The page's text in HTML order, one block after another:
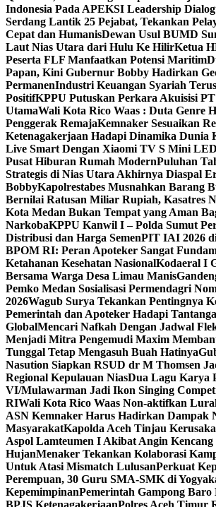
Indonesia Pada APEKSI Leadership
Serdang Lantik 25 Pejabat, Tekankan
Cepat dan HumanisDewan Usul BUMD
Laut Nias Utara dari Hulu Ke HilirKetua
Peserta FLF Manfaatkan Potensi Maritim
Papan, Kini Gubernur Bobby Hadirkan
PermanenIndustri Keuangan Syariah
PositifKPPU Putuskan Perkara Akuisisi
UtamaWali Kota Rico Waas : Duta Genre
Penggerak RemajaKemnaker Sesuaikan
Ketenagakerjaan Hadapi Dinamika Dunia
Live Smart Dengan Xiaomi TV S Mini LED
Pusat Hiburan Rumah ModernPuluhan
Strategis di Nias Utara Akhirnya Diaspal
BobbyKapolrestabes Musnahkan Barang
Bernilai Ratusan Miliar Rupiah, Kasatres
Kota Medan Bukan Tempat yang Aman
NarkobaKPPU Kanwil I – Polda Sumut
Distribusi dan Harga SemenPIT IAI 2026
BPOM RI: Peran Apoteker Sangat
Ketahanan Kesehatan NasionalKodaeral I
Bersama Warga Desa Limau Manis
Pemko Medan Sosialisasi Permendagri
2026Wagub Surya Tekankan Pentingnya
Pemerintah dan Apoteker Hadapi
GlobalMencari Nafkah Dengan Jadwal
Menjadi Mitra Pengemudi Maxim
Tunggal Tetap Mengasuh Buah Hatinya
Nasution Siapkan RSUD dr M Thomsen
Regional Kepulauan NiasDua Lagu Karya
VI/Mulawarman Jadi Ikon Singing
RIWali Kota Rico Waas Non-aktifkan
ASN Kemnaker Harus Hadirkan Dampak
MasyarakatKapolda Aceh Tinjau
Aspol Lamteumen I Akibat Angin Kencang
HujanMenaker Tekankan Kolaborasi
Untuk Atasi Mismatch LulusanPerkuat
Perempuan, 30 Guru SMA-SMK di
KepemimpinanPemerintah Gampong Baro
BPJS KetenagakerjaanPolres Aceh Timur